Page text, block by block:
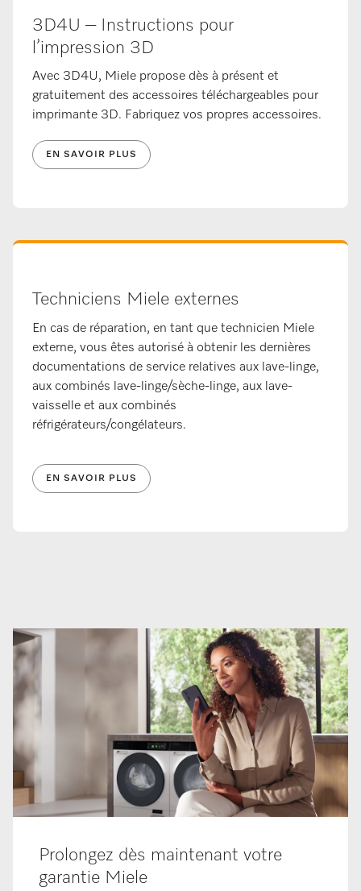
3D4U – Instructions pour
l’impression 3D
Avec 3D4U, Miele propose dès à présent et
gratuitement des accessoires téléchargeables pour
imprimante 3D. Fabriquez vos propres accessoires.
EN SAVOIR PLUS
Techniciens Miele externes
En cas de réparation, en tant que technicien Miele
externe, vous êtes autorisé à obtenir les dernières
documentations de service relatives aux lave-linge,
aux combinés lave-linge/sèche-linge, aux lave-
vaisselle et aux combinés
réfrigérateurs/congélateurs.
EN SAVOIR PLUS
Prolongez dès maintenant votre
garantie Miele